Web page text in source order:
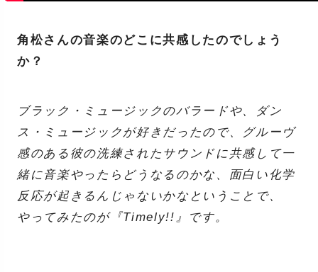
角松さんの音楽のどこに共感したのでしょう
か？
ブラック・ミュージックのバラードや、ダン
ス・ミュージックが好きだったので、グルーヴ
感のある彼の洗練されたサウンドに共感して一
緒に音楽やったらどうなるのかな、面白い化学
反応が起きるんじゃないかなということで、
やってみたのが『Timely!!』です。